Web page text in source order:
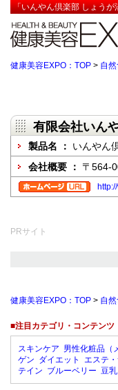
「いんやん倶楽部 しょう
健康美容EXPO：TOP > 自
有限会社いん
製品名 ： いんやん
会社概要 ： 〒564-
PRサイト
健康美容EXPO：TOP > 自
■注目カテゴリ・コンテンツ
スキンケア 男性化粧品（
ゲン ダイエット エステ
テイン ブルーベリー 豆乳